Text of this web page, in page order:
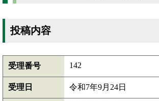
投稿内容
受理番号 142
受理日 令和7年9月24日